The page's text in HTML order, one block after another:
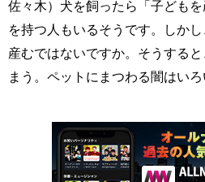
佐々木）犬を飼ったら「子ども
を持つ人もいるそうです。しか
産むではないですか。そうする
まう。ペットにまつわる闇はいろ